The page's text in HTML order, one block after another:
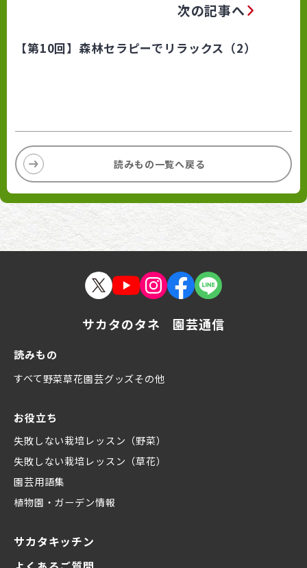
次の記事へ
【第10回】森林セラピーでリラックス（2）
読みもの一覧へ戻る
サカタのタネ 園芸通信
読みもの
すべて野菜草花園芸グッズその他
お役立ち
失敗しない栽培レッスン（野菜）
失敗しない栽培レッスン（草花）
園芸用語集
植物園・ガーデン情報
サカタキッチン